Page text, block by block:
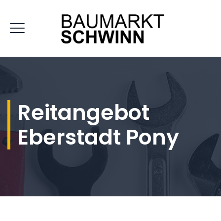
Reitangebot
Eberstadt Pony